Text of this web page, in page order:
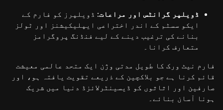
ڈویلپر گرانٹس اور مراعات: ڈویلپرز کو فارم کے
ایکو سسٹم کے اندر اختراعی ایپلیکیشنز اور ٹولز
بنانے کی ترغیب دینے کے لیے فنڈنگ پروگرامز
متعارف کرانا۔
فارم نیٹ ورک کا طویل مدتی وژن ایک متحد عالمی معیشت
قائم کرنا ہے جو بلاکچین کے ذریعے تقویت یافتہ ہو، اور
صارفین اور اثاثوں کو ڈیسینٹرلائزڈ دنیا میں شریک
ہونا آسان بنائے۔